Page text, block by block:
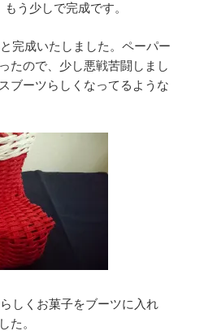
う少しで完成です。
完成いたしました。ペーパー
たので、少し悪戦苦闘しまし
ブーツらしくなってるような
しくお菓子をブーツに入れ
た。